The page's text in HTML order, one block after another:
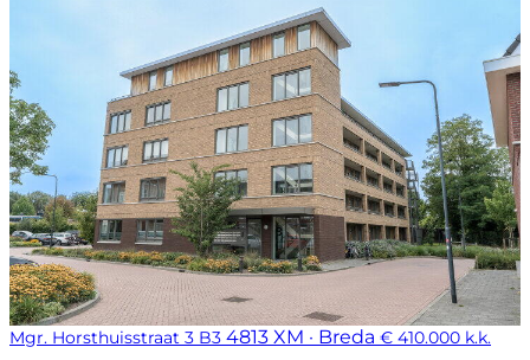
Mgr. Horsthuisstraat 3 B3 4813 XM · Breda € 410.000 k.k.